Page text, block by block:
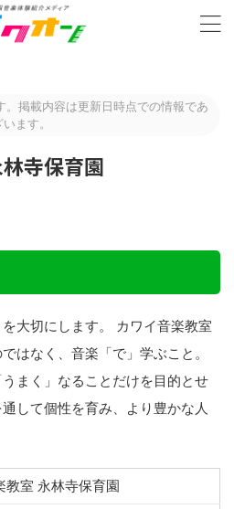
。掲載内容は更新日時点での情報であ
ます。
寺保育園
を大切にします。 カワイ音楽教室
はなく、音楽「で」学ぶこと。
まく」なることだけを目的とせ
して個性を育み、より豊かな人
教室 永林寺保育園